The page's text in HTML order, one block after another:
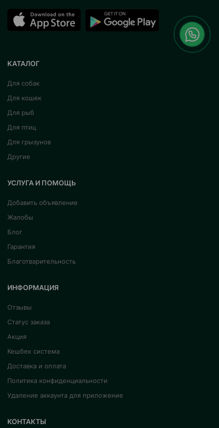
КАТАЛОГ
Для собак
Для кошек
Для рыб
Для птиц
Для грызунов
Другие
УСЛУГА И ПОМОЩЬ
Добавить объявление
Жалобы
Блог
Гарантия
Благотварительность
ИНФОРМАЦИЯ
Отзывы
Статус заказа
Акция
Кешбек система
Доставка и оплата
Политика конфиденциальности
Удаление аккаунта для приложение
КОНТАКТЫ